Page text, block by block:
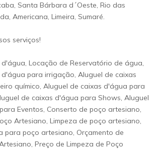
Santa Bárbara d´Oeste, Rio das
Americana, Limeira, Sumaré.
serviços!
Locação de Reservatório de água,
para irrigação, Aluguel de caixas
químico, Aluguel de caixas d'água para
de caixas d'água para Shows, Aluguel
Eventos, Conserto de poço artesiano,
Artesiano, Limpeza de poço artesiano,
para poço artesiano, Orçamento de
Preço de Limpeza de Poço